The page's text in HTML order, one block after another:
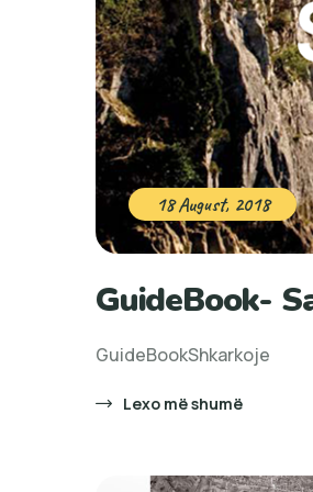
18 August, 2018
GuideBook-
GuideBookShkarkoje
Lexo më shumë